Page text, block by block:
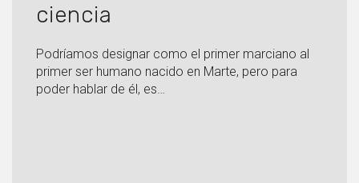
ciencia
Podríamos designar como el primer marciano al
primer ser humano nacido en Marte, pero para
poder hablar de él, es…